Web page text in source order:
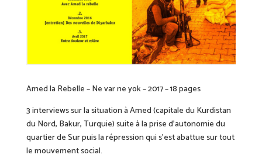
Amed la Rebelle – Ne var ne yok – 2017 – 18 pages
3 interviews sur la situation à Amed (capitale du Kurdistan
du Nord, Bakur, Turquie) suite à la prise d’autonomie du
quartier de Sur puis la répression qui s’est abattue sur tout
le mouvement social.